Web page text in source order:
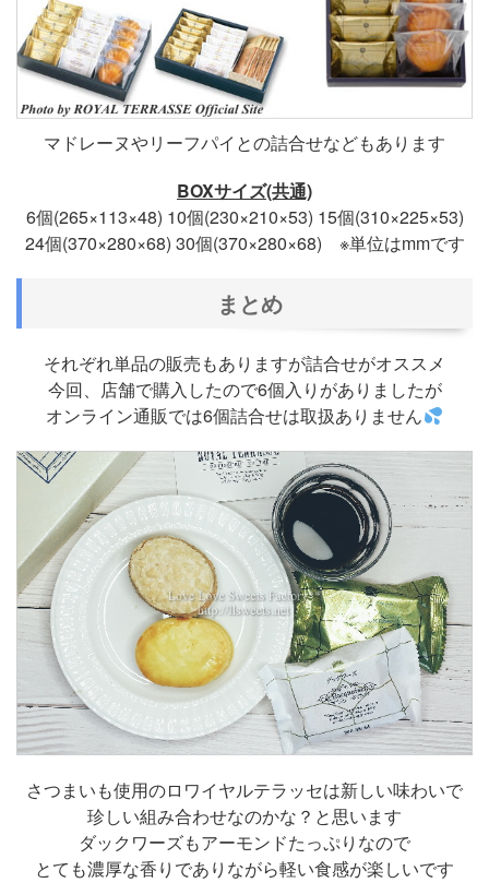
マドレーヌやリーフパイとの詰合せなどもあります
BOXサイズ(共通)
6個(265×113×48) 10個(230×210×53) 15個(310×225×53)
24個(370×280×68) 30個(370×280×68) ※単位はmmです
まとめ
それぞれ単品の販売もありますが詰合せがオススメ
今回、店舗で購入したので6個入りがありましたが
オンライン通販では6個詰合せは取扱ありません
さつまいも使用のロワイヤルテラッセは新しい味わいで
珍しい組み合わせなのかな？と思います
ダックワーズもアーモンドたっぷりなので
とても濃厚な香りでありながら軽い食感が楽しいです